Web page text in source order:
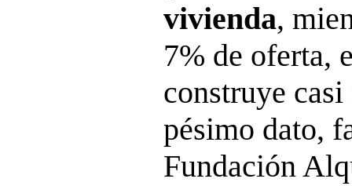
vivienda,
7% de oferta,
construye
pésimo dato,
Fundación